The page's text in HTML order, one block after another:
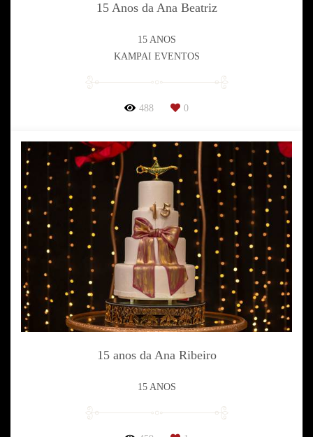
15 Anos da Ana Beatriz
15 ANOS
KAMPAI EVENTOS
488 0
15 anos da Ana Ribeiro
15 ANOS